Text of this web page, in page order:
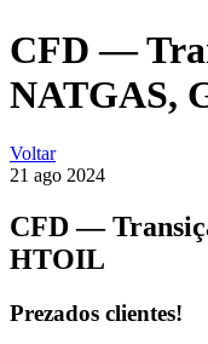
CFD —
NATGAS,
Voltar
21 ago 2024
CFD —
HTOIL
Prezados clientes!